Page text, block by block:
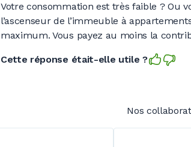
Votre consommation est très faible ? Ou
l’ascenseur de l’immeuble à
maximum. Vous payez au moins la
Cette réponse était-elle utile ?
Nos